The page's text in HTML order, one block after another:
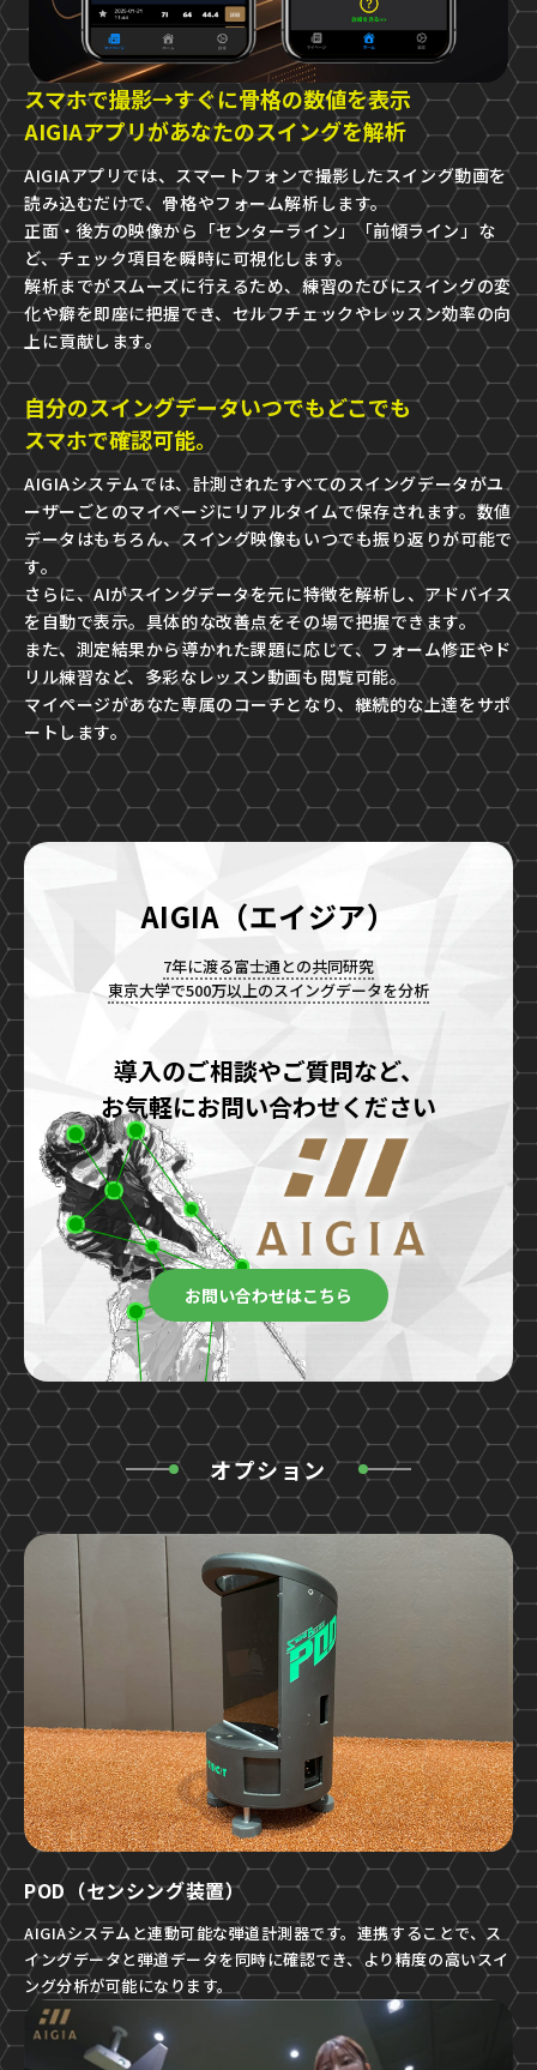
スマホで撮影→すぐに骨格の数値を表示
AIGIAアプリがあなたのスイングを解析
AIGIAアプリでは、スマートフォンで撮影したスイング動画を
読み込むだけで、骨格やフォーム解析します。
正面・後方の映像から「センターライン」「前傾ライン」な
ど、チェック項目を瞬時に可視化します。
解析までがスムーズに行えるため、練習のたびにスイングの変
化や癖を即座に把握でき、セルフチェックやレッスン効率の向
上に貢献します。
自分のスイングデータいつでもどこでも
スマホで確認可能。
AIGIAシステムでは、計測されたすべてのスイングデータがユ
ーザーごとのマイページにリアルタイムで保存されます。数値
データはもちろん、スイング映像もいつでも振り返りが可能で
す。
さらに、AIがスイングデータを元に特徴を解析し、アドバイス
を自動で表示。具体的な改善点をその場で把握できます。
また、測定結果から導かれた課題に応じて、フォーム修正やド
リル練習など、多彩なレッスン動画も閲覧可能。
マイページがあなた専属のコーチとなり、継続的な上達をサポ
ートします。
AIGIA（エイジア）
7年に渡る富士通との共同研究
東京大学で500万以上のスイングデータを分析
導入のご相談やご質問など、
お気軽にお問い合わせください
お問い合わせはこちら
オプション
POD（センシング装置）
AIGIAシステムと連動可能な弾道計測器です。連携することで、ス
イングデータと弾道データを同時に確認でき、より精度の高いスイ
ング分析が可能になります。